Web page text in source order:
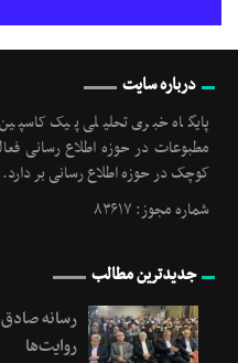
درباره سایت
پایگاه خبری تحلیلی پیک
مطبوعات در حوزه اطلاع رسانی
کوچک در حوزه اطلاع رسانی بر دارد.
شماره مجوز: ۸۳۶۱۷
جدیدترین مطالب
رسانه‌
روایت‌ها